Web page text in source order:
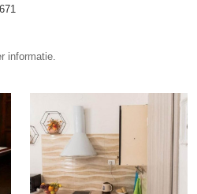
informatie.